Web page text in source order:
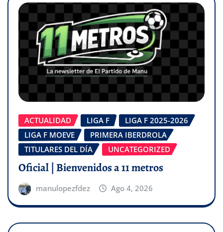
ACTUALIDAD LIGA F
LIGA F 2025-2026
LIGA F MOEVE
PRIMERA IBERDROLA
TITULARES DEL DÍA
UNCATEGORIZED
Oficial | Bienvenidos a 11 metros
manulopezfdez Ago 4, 2026